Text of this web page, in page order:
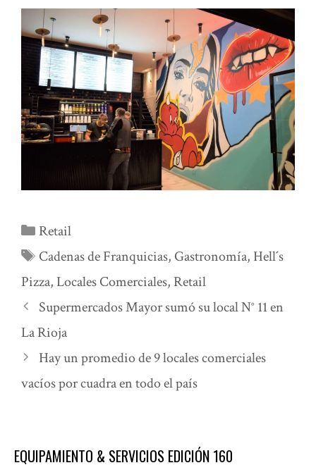
Categorías
Retail
Etiquetas
Cadenas de Franquicias, Gastronomía, Hell´s
Pizza,Locales Comerciales, Retail
Supermercados Mayor sumó su local N° 11 en
La Rioja
Hay un promedio de 9 locales comerciales
vacíos por cuadra en todo el país
EQUIPAMIENTO & SERVICIOS EDICIÓN 160